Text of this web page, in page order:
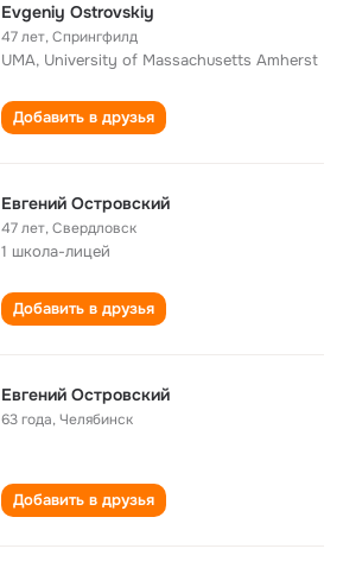
Evgeniy Ostrovskiy
47 лет,Спрингфилд
UMA, University of Massachusetts Amherst
Добавить в друзья
Евгений Островский
47 лет,Свердловск
1 школа-лицей
Добавить в друзья
Евгений Островский
63 года,Челябинск
Добавить в друзья